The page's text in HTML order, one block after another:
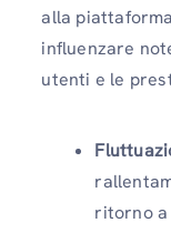
alla
influenzare
utenti e le
ritorno a